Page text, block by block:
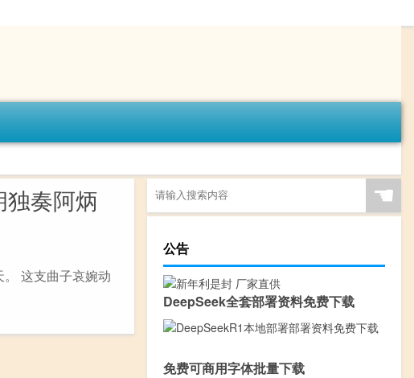
奏阿炳
这支曲子哀婉动
☚
公告
DeepSeek全套部署资料免费下载
免费可商用字体批量下载